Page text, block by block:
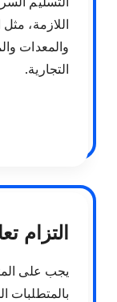
اللازمة،
والمعدات
التجارية.
التزام
يجب على
بالمتطلبات